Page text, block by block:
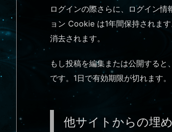
ログインの際さらに、ログイン
ョン Cookie は1年間保持されま
消去されます。
もし投稿を編集または公開する
です。1日で有効期限が切れます。
他サイトからの埋